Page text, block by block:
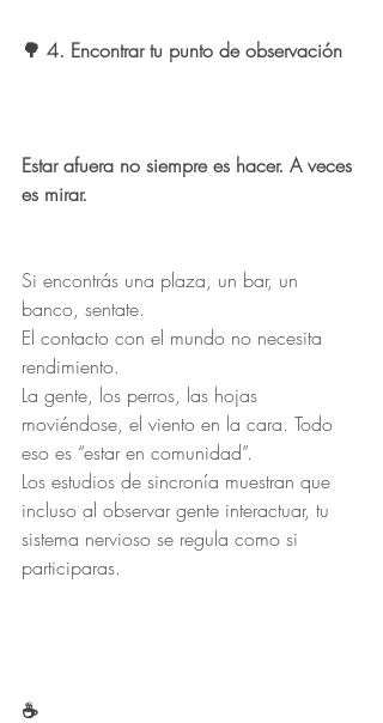
🌳 4. Encontrar tu punto de observación
Estar afuera no siempre es hacer. A veces
es mirar.
Si encontrás una plaza, un bar, un
banco, sentate.
El contacto con el mundo no necesita
rendimiento.
La gente, los perros, las hojas
moviéndose, el viento en la cara. Todo
eso es “estar en comunidad”.
Los estudios de sincronía muestran que
incluso al observar gente interactuar, tu
sistema nervioso se regula como si
participaras.
☕